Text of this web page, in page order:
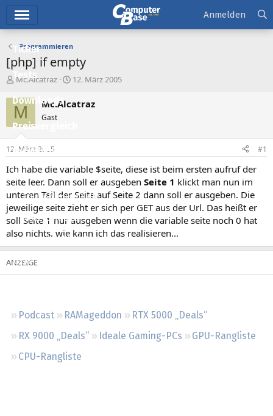
Ticker
Tests
Downloads
Preisvergleich
Forum
Aktuelles
Empfohlene Inhalte
Neue Beiträge
Neueste Aktivitäten
Leserartikel
Podcast RAMageddon
RTX 5000 „Deals“
RX 9000 „Deals“
Ideale Gaming-PCs
GPU-Rangliste
CPU-Rangliste
Anmelden
Programmieren
[php] if empty
E
s
t
e
e
r
Mc.Alcatraz
E
s
t
a
12. März 2005
M Mc.Alcatraz
Gast
12. März 2005 #1
Ich habe die variable $seite, diese ist beim ersten aufruf der
seite leer. Dann soll er ausgeben Seite 1 klickt man nun im
unteren Teil der Seite auf Seite 2 dann soll er ausgeben. Die
jeweilige seite zieht er sich per GET aus der Url. Das heißt er
soll Seite 1 nur ausgeben wenn die variable seite noch 0 hat
also nichts. wie kann ich das realisieren...